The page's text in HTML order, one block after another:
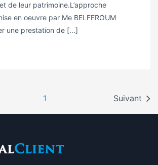
de leur patrimoine.L’approche
en oeuvre par Me BELFEROUM
une prestation de [...]
1 Suivant